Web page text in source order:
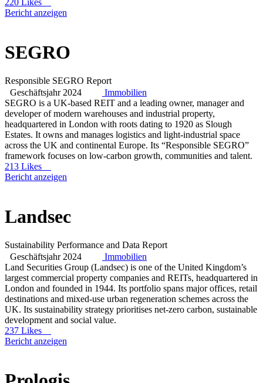
220 Likes
Bericht anzeigen
SEGRO
Responsible SEGRO Report
Geschäftsjahr 2024
Immobilien
SEGRO is a UK-based REIT and a leading owner, manager and
developer of modern warehouses and industrial property,
headquartered in London with roots dating to 1920 as Slough
Estates. It owns and manages logistics and light-industrial space
across the UK and continental Europe. Its “Responsible SEGRO”
framework focuses on low-carbon growth, communities and talent.
213 Likes
Bericht anzeigen
Landsec
Sustainability Performance and Data Report
Geschäftsjahr 2024
Immobilien
Land Securities Group (Landsec) is one of the United Kingdom’s
largest commercial property companies and REITs, headquartered in
London and founded in 1944. Its portfolio spans major offices, retail
destinations and mixed-use urban regeneration schemes across the
UK. Its sustainability strategy prioritises net-zero carbon, sustainable
development and social value.
237 Likes
Bericht anzeigen